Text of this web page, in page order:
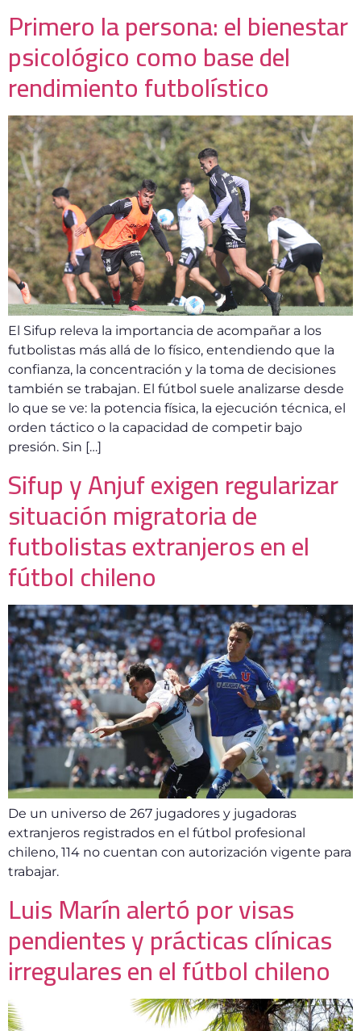
Primero la persona: el bienestar
psicológico como base del
rendimiento futbolístico
El Sifup releva la importancia de acompañar a los
futbolistas más allá de lo físico, entendiendo que la
confianza, la concentración y la toma de decisiones
también se trabajan. El fútbol suele analizarse desde
lo que se ve: la potencia física, la ejecución técnica, el
orden táctico o la capacidad de competir bajo
presión. Sin […]
Sifup y Anjuf exigen regularizar
situación migratoria de
futbolistas extranjeros en el
fútbol chileno
De un universo de 267 jugadores y jugadoras
extranjeros registrados en el fútbol profesional
chileno, 114 no cuentan con autorización vigente para
trabajar.
Luis Marín alertó por visas
pendientes y prácticas clínicas
irregulares en el fútbol chileno